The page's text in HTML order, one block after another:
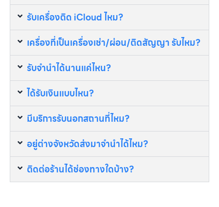
รับเครื่องติด iCloud ไหม?
เครื่องที่เป็นเครื่องเช่า/ผ่อน/ติดสัญญา รับไหม?
รับจำนำได้นานแค่ไหน?
ได้รับเงินแบบไหน?
มีบริการรับนอกสถานที่ไหม?
อยู่ต่างจังหวัดส่งมาจำนำได้ไหม?
ติดต่อร้านได้ช่องทางใดบ้าง?